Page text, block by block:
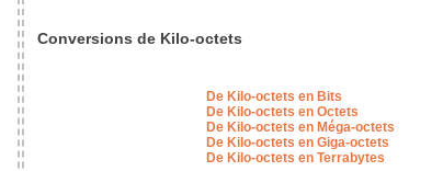
Conversions de Kilo-octets
De Kilo-octets en Bits
De Kilo-octets en Octets
De Kilo-octets en Méga-octets
De Kilo-octets en Giga-octets
De Kilo-octets en Terrabytes